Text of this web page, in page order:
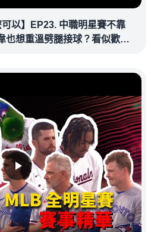
可以】EP23. 中職明星賽不靠
也想重溫劈腿接球？看似歡樂